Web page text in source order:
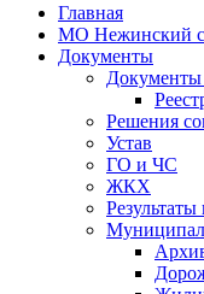
Главная
МО Нежинский
Документы
Документы
Решения
Устав
ГО и ЧС
ЖКХ